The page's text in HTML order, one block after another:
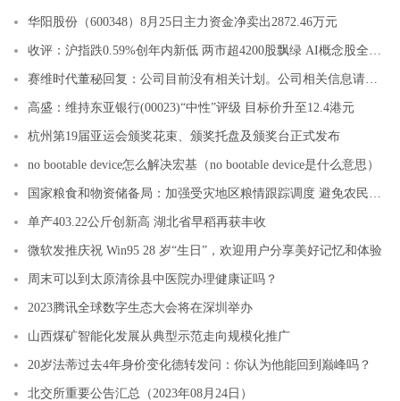
华阳股份（600348）8月25日主力资金净卖出2872.46万元
高盛：维持东亚银行(00023)“中性”评级 目标价升至12.4港元
杭州第19届亚运会颁奖花束、颁奖托盘及颁奖台正式发布
no bootable device怎么解决宏基（no bootable device是什么意思）
单产403.22公斤创新高 湖北省早稻再获丰收
微软发推庆祝 Win95 28 岁“生日”，欢迎用户分享美好记忆和体验
周末可以到太原清徐县中医院办理健康证吗？
2023腾讯全球数字生态大会将在深圳举办
山西煤矿智能化发展从典型示范走向规模化推广
20岁法蒂过去4年身价变化德转发问：你认为他能回到巅峰吗？
北交所重要公告汇总（2023年08月24日）